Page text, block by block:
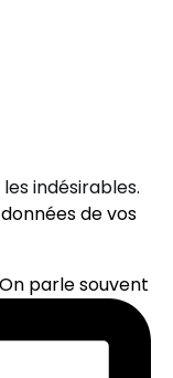
indésirables.
de vos
parle souvent